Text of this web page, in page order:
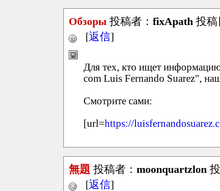
Обзоры 投稿者： fixApath 投稿
[返信]
Для тех, кто ищет
com Luis Fernando Suarez",
Смотрите сами:
[url=https://
無題 投稿者： moonquartzlon
[返信]